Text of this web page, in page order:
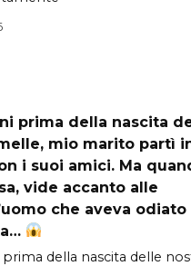
prima della nascita
mio marito partì
i suoi amici. Ma
vide accanto alle
che aveva odiato
della nascita delle